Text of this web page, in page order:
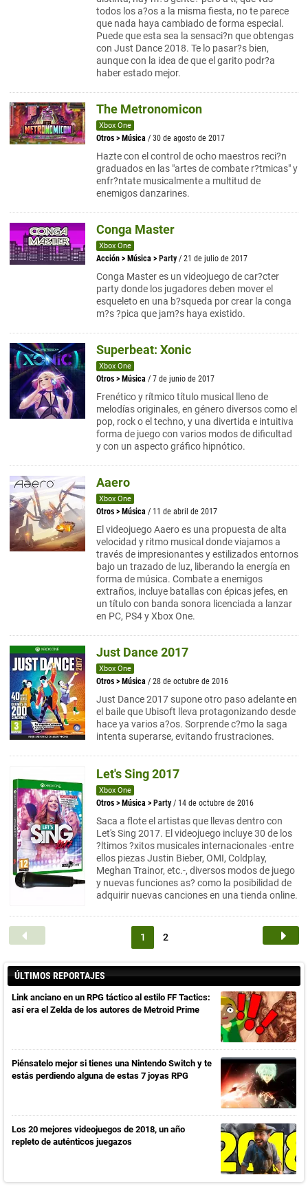
todos los a?os a la misma fiesta, no te parece
que nada haya cambiado de forma especial.
Puede que esta sea la sensaci?n que obtengas
con Just Dance 2018. Te lo pasar?s bien,
aunque con la idea de que el garito podr?a
haber estado mejor.
The Metronomicon
Xbox One
Otros > Música / 30 de agosto de 2017
Hazte con el control de ocho maestros reci?n
graduados en las "artes de combate r?tmicas" y
enfr?ntate musicalmente a multitud de
enemigos danzarines.
Conga Master
Xbox One
Acción > Música > Party / 21 de julio de 2017
Conga Master es un videojuego de car?cter
party donde los jugadores deben mover el
esqueleto en una b?squeda por crear la conga
m?s ?pica que jam?s haya existido.
Superbeat: Xonic
Xbox One
Otros > Música / 7 de junio de 2017
Frenético y rítmico título musical lleno de
melodías originales, en género diversos como el
pop, rock o el techno, y una divertida e intuitiva
forma de juego con varios modos de dificultad
y con un aspecto gráfico hipnótico.
Aaero
Xbox One
Otros > Música / 11 de abril de 2017
El videojuego Aaero es una propuesta de alta
velocidad y ritmo musical donde viajamos a
través de impresionantes y estilizados entornos
bajo un trazado de luz, liberando la energía en
forma de música. Combate a enemigos
extraños, incluye batallas con épicas jefes, en
un título con banda sonora licenciada a lanzar
en PC, PS4 y Xbox One.
Just Dance 2017
Xbox One
Otros > Música / 28 de octubre de 2016
Just Dance 2017 supone otro paso adelante en
el baile que Ubisoft lleva protagonizando desde
hace ya varios a?os. Sorprende c?mo la saga
intenta superarse, evitando frustraciones.
Let's Sing 2017
Xbox One
Otros > Música > Party / 14 de octubre de 2016
Saca a flote el artistas que llevas dentro con
Let's Sing 2017. El videojuego incluye 30 de los
?ltimos ?xitos musicales internacionales -entre
ellos piezas Justin Bieber, OMI, Coldplay,
Meghan Trainor, etc.-, diversos modos de juego
y nuevas funciones as? como la posibilidad de
adquirir nuevas canciones en una tienda online.
1 2
ÚLTIMOS REPORTAJES
Link anciano en un RPG táctico al estilo FF Tactics:
así era el Zelda de los autores de Metroid Prime
Piénsatelo mejor si tienes una Nintendo Switch y te
estás perdiendo alguna de estas 7 joyas RPG
Los 20 mejores videojuegos de 2018, un año
repleto de auténticos juegazos